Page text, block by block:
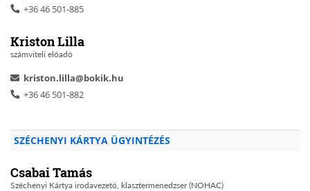
+36 46 501-885
Kriston Lilla
számviteli előadó
kriston.lilla@bokik.hu
+36 46 501-882
SZÉCHENYI KÁRTYA ÜGYINTÉZÉS
Csabai Tamás
Széchenyi Kártya irodavezető, klasztermenedzser (NOHAC)